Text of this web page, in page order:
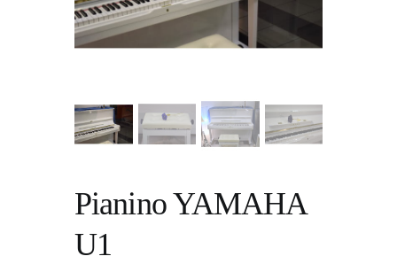
Pianino YAMAHA
U1